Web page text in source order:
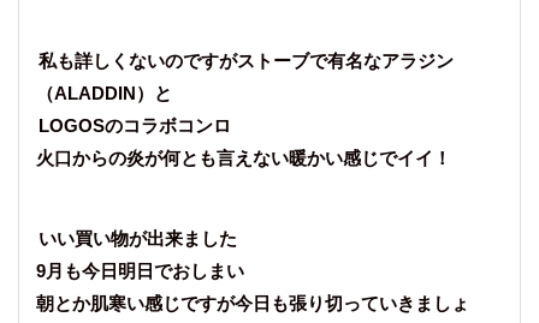
私も詳しくないのですがストーブで有名なアラジン
（ALADDIN）と
LOGOSのコラボコンロ
火口からの炎が何とも言えない暖かい感じでイイ！
いい買い物が出来ました
9月も今日明日でおしまい
朝とか肌寒い感じですが今日も張り切っていきましょ